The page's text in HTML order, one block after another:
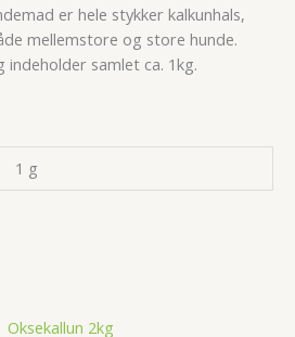
er hele stykker kalkunhals,
mellemstore og store hunde.
samlet ca. 1kg.
1 g